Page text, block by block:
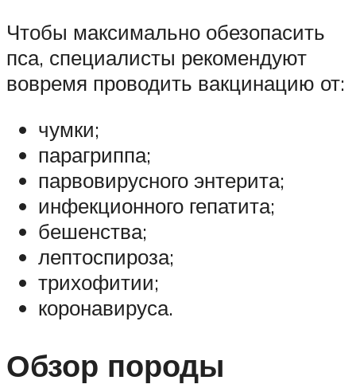
Чтобы максимально обезопасить
пса, специалисты рекомендуют
вовремя проводить вакцинацию от:
чумки;
парагриппа;
парвовирусного энтерита;
инфекционного гепатита;
бешенства;
лептоспироза;
трихофитии;
коронавируса.
Обзор породы